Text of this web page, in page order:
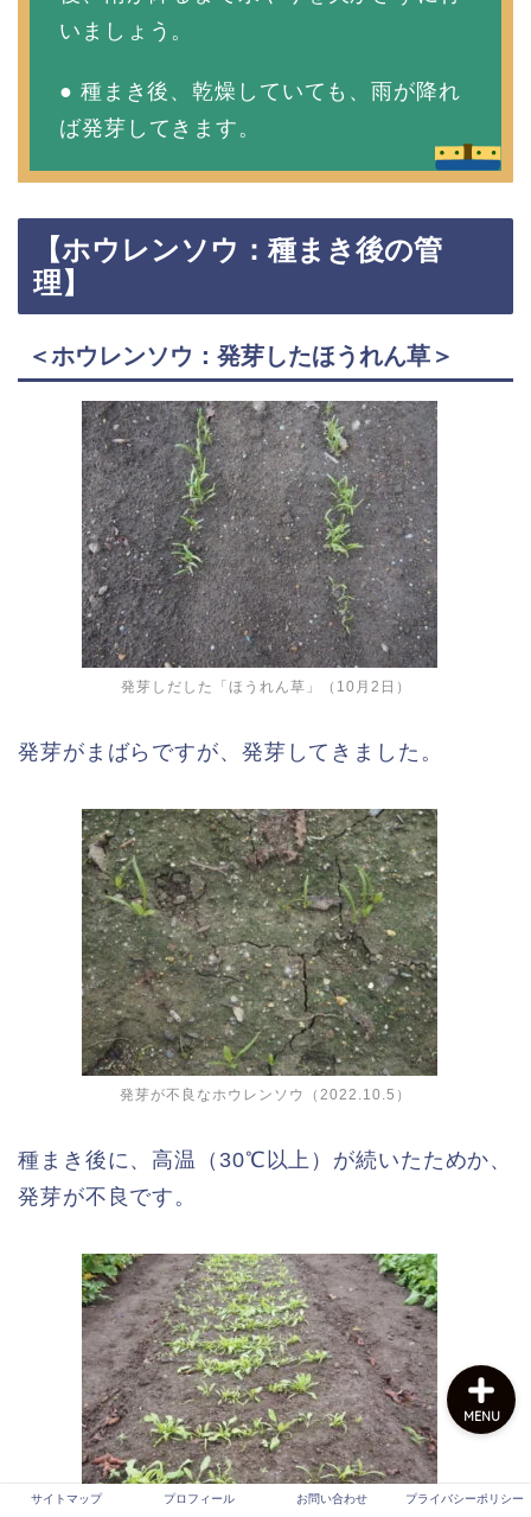
いましょう。
● 種まき後、乾燥していても、雨が降れ
ば発芽してきます。
【ホウレンソウ：種まき後の管
理】
＜ホウレンソウ：発芽したほうれん草＞
発芽しだした「ほうれん草」（10月2日）
発芽がまばらですが、発芽してきました。
発芽が不良なホウレンソウ（2022.10.5）
種まき後に、高温（30℃以上）が続いたためか、
発芽が不良です。
サイトマップ プロフィール お問い合わせ プライバシーポリシー
MENU
サイトマップ
プロフィール
プライバシーポリシー